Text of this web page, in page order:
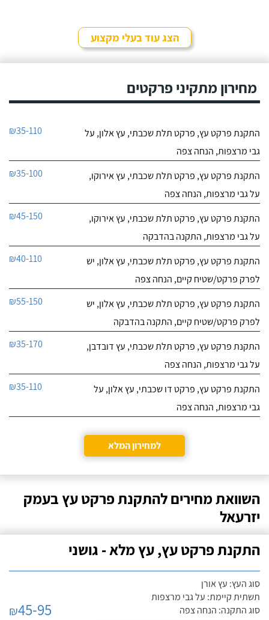
הצג עוד בעלי מקצוע
מחירון מתקיני פרקטים
התקנת פרקט עץ, פרקט תלת שכבתי, עץ אלון, על
גבי מרצפות, הנחה צפה
₪35-110
התקנת פרקט עץ, פרקט תלת שכבתי, עץ אירוקו,
על גבי מרצפות, הנחה צפה
₪35-100
התקנת פרקט עץ, פרקט תלת שכבתי, עץ אירוקו,
על גבי מרצפות, התקנה בהדבקה
₪45-150
התקנת פרקט עץ, פרקט תלת שכבתי, עץ אלון, יש
לפרק פרקט/שטיח קיים, הנחה צפה
₪40-110
התקנת פרקט עץ, פרקט תלת שכבתי, עץ אלון, יש
לפרק פרקט/שטיח קיים, התקנה בהדבקה
₪55-150
התקנת פרקט עץ, פרקט תלת שכבתי, עץ דובדבן,
על גבי מרצפות, הנחה צפה
₪35-170
התקנת פרקט עץ, פרקט דו שכבתי, עץ אלון, על
גבי מרצפות, הנחה צפה
₪35-110
למחירון המלא
השוואת מחירים להתקנת פרקט עץ בעמק
יזרעאל
התקנת פרקט עץ, עץ מלא - גושני
סוג העץ: עץ אורן
תשתית קיימת: על גבי מרצפות
סוג התקנה: הנחה צפה
₪45-95